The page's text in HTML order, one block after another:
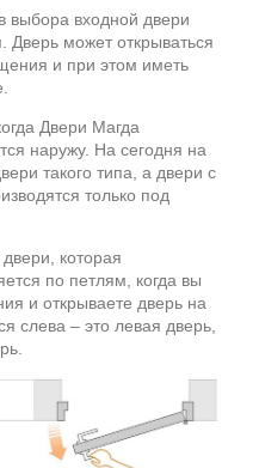
выбора входной двери
Дверь может открываться
и при этом иметь
Двери Магда
наружу. На сегодня на
такого типа, а двери с
только под
которая
по петлям, когда вы
и открываете дверь на
слева – это левая дверь,